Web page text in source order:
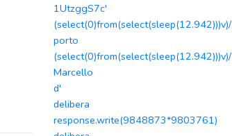
1UtzggS7c'
(select(0)from(select(sleep(12.942)))v)/
porto
(select(0)from(select(sleep(12.942)))v)/
Marcello
d'
delibera
response.write(9848873*9803761)